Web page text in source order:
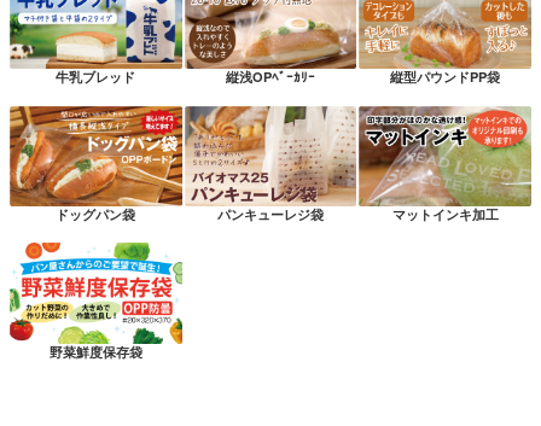
牛乳ブレッド 縦浅OPﾍﾞｰｶﾘｰ 縦型パウンドPP袋
ドッグパン袋 パンキューレジ袋 マットインキ加工
野菜鮮度保存袋